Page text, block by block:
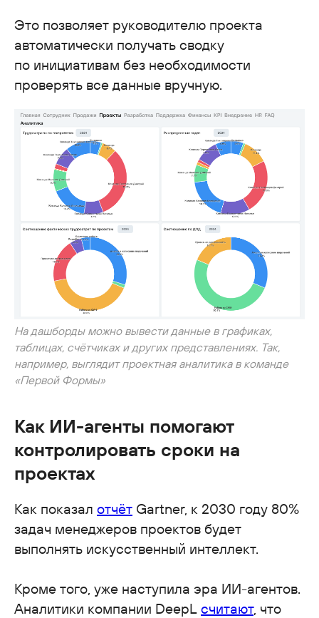
Это позволяет руководителю проекта
автоматически получать сводку
по инициативам без необходимости
проверять все данные вручную.
На дашборды можно вывести данные в графиках,
таблицах, счётчиках и других представлениях. Так,
например, выглядит проектная аналитика в команде
«Первой Формы»
Как ИИ-агенты помогают
контролировать сроки на
проектах
Как показал отчёт Gartner, к 2030 году 80%
задач менеджеров проектов будет
выполнять искусственный интеллект.
Кроме того, уже наступила эра ИИ-агентов.
Аналитики компании DeepL считают, что